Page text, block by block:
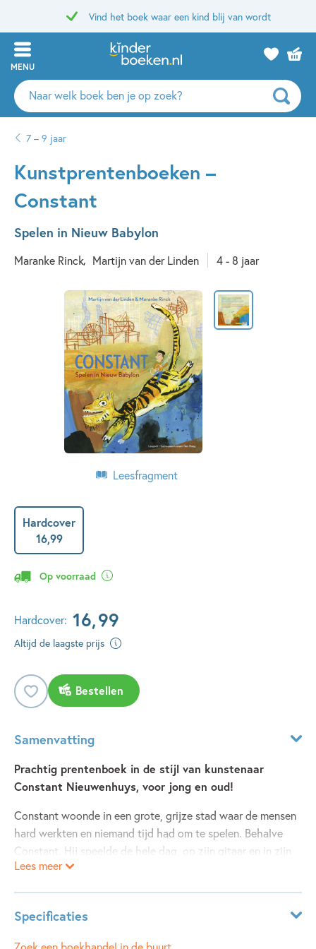
Vind het boek waar een kind blij van wordt
MENU
Zoeken
naar
auteurs
uitgevers
7 – 9 jaar
Kunstprentenboeken –
Constant
Spelen in Nieuw Babylon
Maranke Rinck Martijn van der Linden 4 - 8 jaar
Leesfragment
Hardcover
16,99
Op voorraad
Hardcover: 16,99
Altijd de laagste prijs
Bestellen
Samenvatting
Prachtig prentenboek in de stijl van kunstenaar
Constant Nieuwenhuys, voor jong en oud!
Constant woonde in een grote, grijze stad waar de mensen
hard werkten en niemand tijd had om te spelen. Behalve
Constant. Hij speelde de hele dag, op zijn gitaar en in zijn
atelier. Hij maakte de meest fantastische schilderijen. Maar
zongen en vierden dat elke dag de zon opkwam en weer
onderging. Zo zou het voor iedereen moeten zijn, dacht
Lees meer
Specificaties
Leeftijdsindicatie: 4 - 8 jaar